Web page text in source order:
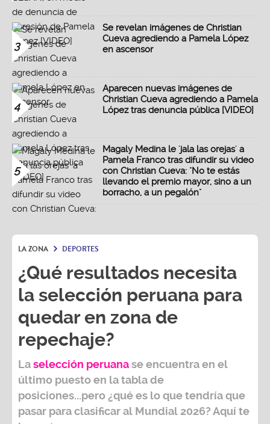
3
Se revelan imágenes de Christian
Cueva agrediendo a Pamela López
en ascensor
4
Aparecen nuevas imágenes de
Christian Cueva agrediendo a Pamela
López tras denuncia pública [VIDEO]
5
Magaly Medina le 'jala las orejas' a
Pamela Franco tras difundir su video
con Christian Cueva: "No te estás
llevando el premio mayor, sino a un
borracho, a un pegalón"
LA ZONA DEPORTES
¿Qué resultados necesita
la selección peruana para
quedar en zona de
repechaje?
Laselección peruanase encuentra en el
último puesto en la tabla de
posiciones...pero ¿qué es lo que tendría que
pasar para clasificar al Mundial 2026?Aquí te